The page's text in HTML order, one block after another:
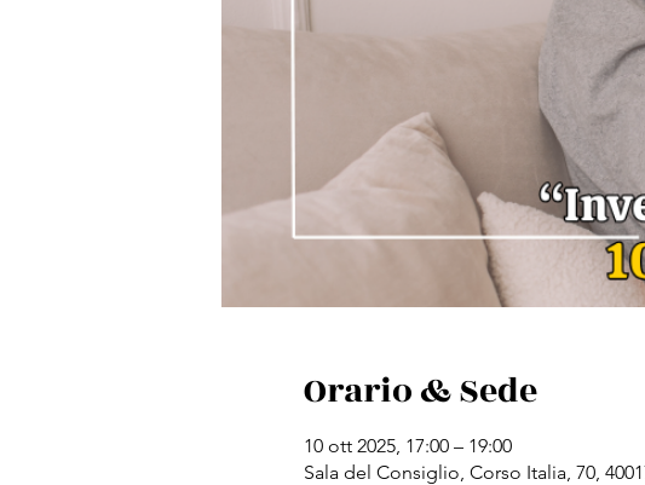
Orario & Sede
10 ott 2025, 17:00 – 19:00
Sala del Consiglio, Corso Italia, 70,